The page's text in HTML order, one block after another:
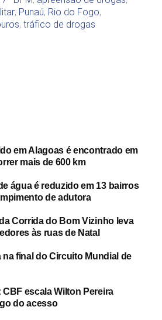
, Punaú, Rio do Fogo,
, tráfico de drogas
em Alagoas é encontrado em
mais de 600 km
água é reduzido em 13 bairros
de adutora
Corrida do Bom Vizinho leva
às ruas de Natal
na final do Circuito Mundial de
escala Wilton Pereira
do acesso